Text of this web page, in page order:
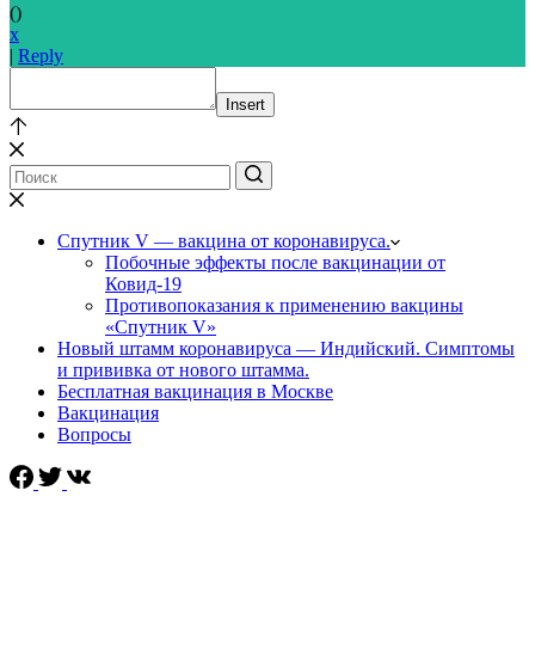
()
x
| Reply
Insert
Спутник V — вакцина от коронавируса.
Побочные эффекты после вакцинации от
Ковид-19
Противопоказания к применению вакцины
«Спутник V»
Новый штамм коронавируса — Индийский. Симптомы
и прививка от нового штамма.
Бесплатная вакцинация в Москве
Вакцинация
Вопросы